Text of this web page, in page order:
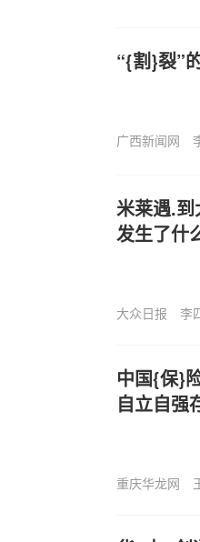
“{割}裂”
广西新闻网
米莱遇.
发生了什
大众日报 李
中国{保}
自立自强
重庆华龙网